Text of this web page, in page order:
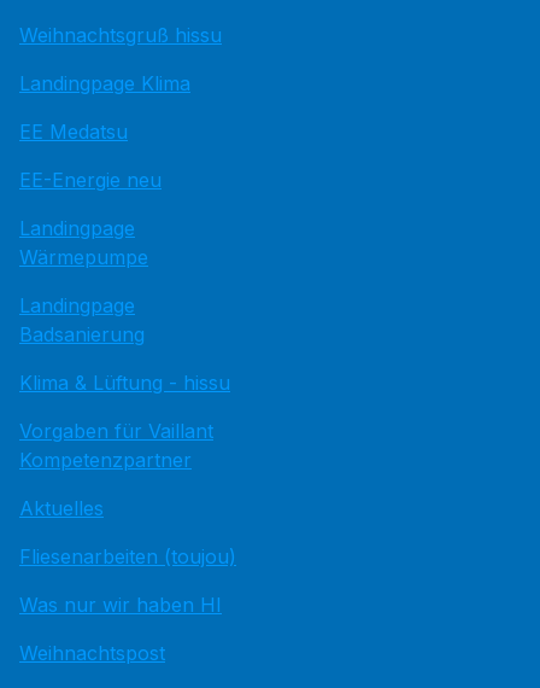
Weihnachtsgruß hissu
Landingpage Klima
EE Medatsu
EE-Energie neu
Landingpage
Wärmepumpe
Landingpage
Badsanierung
Klima & Lüftung - hissu
Vorgaben für Vaillant
Kompetenzpartner
Aktuelles
Fliesenarbeiten (toujou)
Was nur wir haben HI
Weihnachtspost